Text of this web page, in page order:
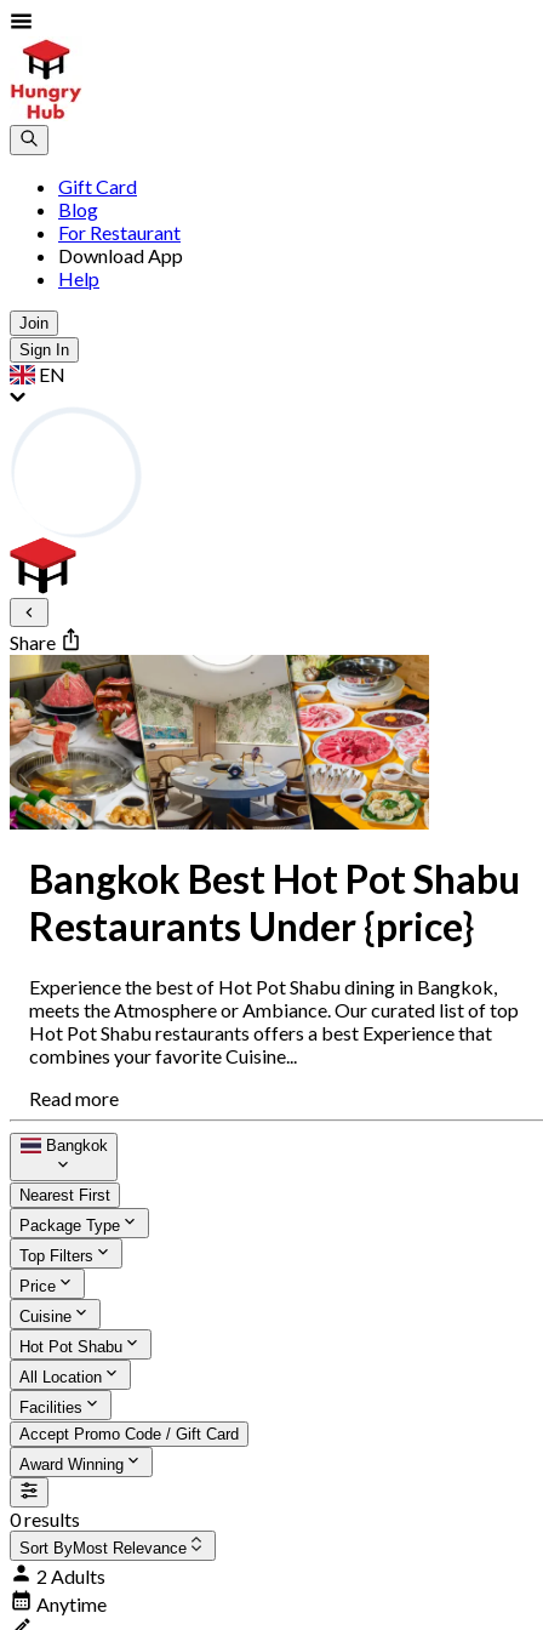
Gift Card
Blog
For Restaurant
Download App
Help
Join
Sign In
EN
Share
Bangkok Best Hot Pot Shabu
Restaurants Under {price}
Experience the best of Hot Pot Shabu dining in Bangkok,
meets the Atmosphere or Ambiance. Our curated list of top
Hot Pot Shabu restaurants offers a best Experience that
combines your favorite Cuisine...
Read more
Bangkok
Nearest First
Package Type
Top Filters
Price
Cuisine
Hot Pot Shabu
All Location
Facilities
Accept Promo Code / Gift Card
Award Winning
0 results
Sort ByMost Relevance
2 Adults
Anytime